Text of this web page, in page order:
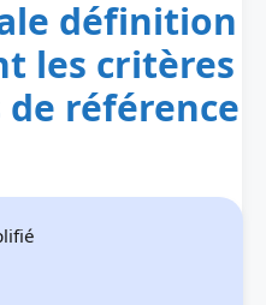
définition
les critères
référence